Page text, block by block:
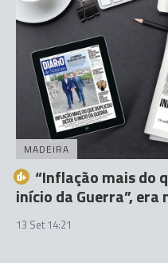
MADEIRA
“Inflação mais do
início da Guerra”,
13 Set 14:21